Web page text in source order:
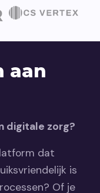
aan
digitale zorg?
dat
is
Of je